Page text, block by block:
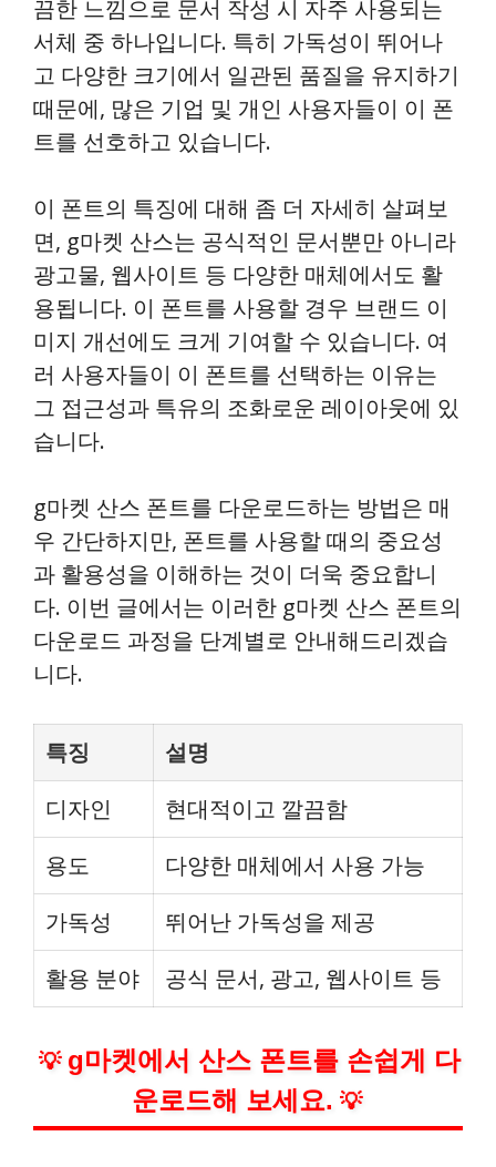
끔한 느낌으로 문서 작성 시 자주 사용되는
서체 중 하나입니다. 특히 가독성이 뛰어나
고 다양한 크기에서 일관된 품질을 유지하기
때문에, 많은 기업 및 개인 사용자들이 이 폰
트를 선호하고 있습니다.
이 폰트의 특징에 대해 좀 더 자세히 살펴보
면, g마켓 산스는 공식적인 문서뿐만 아니라
광고물, 웹사이트 등 다양한 매체에서도 활
용됩니다. 이 폰트를 사용할 경우 브랜드 이
미지 개선에도 크게 기여할 수 있습니다. 여
러 사용자들이 이 폰트를 선택하는 이유는
그 접근성과 특유의 조화로운 레이아웃에 있
습니다.
g마켓 산스 폰트를 다운로드하는 방법은 매
우 간단하지만, 폰트를 사용할 때의 중요성
과 활용성을 이해하는 것이 더욱 중요합니
다. 이번 글에서는 이러한 g마켓 산스 폰트의
다운로드 과정을 단계별로 안내해드리겠습
니다.
특징
설명
디자인
현대적이고 깔끔함
용도
다양한 매체에서 사용 가능
가독성
뛰어난 가독성을 제공
활용 분야
공식 문서, 광고, 웹사이트 등
💡 g마켓에서 산스 폰트를 손쉽게 다
운로드해 보세요. 💡